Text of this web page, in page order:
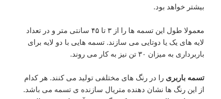
بیشتر خواهد بود.
معمولا طول این تسمه ها را از ۳ تا ۴۵ سانتی متر و در تعداد
لایه های یک یا دوتایی می سازند. تسمه هایی با دو لایه برای
باربرداری به میزان ۳۰ تن نیز به کار می روند.
تسمه باربری را در رنگ های مختلفی تولید می کنند. هر کدام
از این رنگ ها نشان دهنده متریال سازنده ی تسمه می باشد.